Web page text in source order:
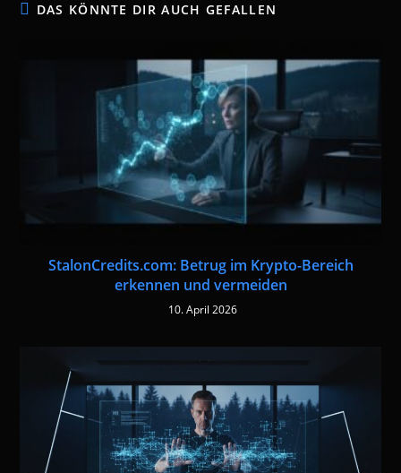
DAS KÖNNTE DIR AUCH GEFALLEN
StalonCredits.com: Betrug im Krypto-Bereich
erkennen und vermeiden
10. April 2026